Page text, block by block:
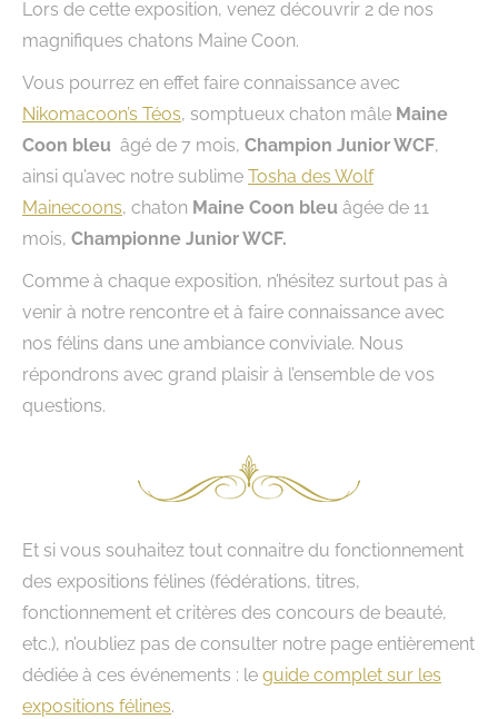
Lors de cette exposition, venez découvrir 2 de nos
magnifiques chatons Maine Coon.
Vous pourrez en effet faire connaissance avec
Nikomacoon’s Téos, somptueux chaton mâle Maine
Coon bleu âgé de 7 mois, Champion Junior WCF,
ainsi qu’avec notre sublime Tosha des Wolf
Mainecoons, chaton Maine Coon bleu âgée de 11
mois, Championne Junior WCF.
Comme à chaque exposition, n’hésitez surtout pas à
venir à notre rencontre et à faire connaissance avec
nos félins dans une ambiance conviviale. Nous
répondrons avec grand plaisir à l’ensemble de vos
questions.
Et si vous souhaitez tout connaitre du fonctionnement
des expositions félines (fédérations, titres,
fonctionnement et critères des concours de beauté,
etc.), n’oubliez pas de consulter notre page entièrement
dédiée à ces événements : le guide complet sur les
expositions félines.